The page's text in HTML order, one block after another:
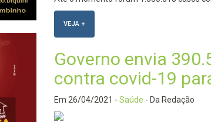
VEJA +
Governo envia
contra covid-19
Em 26/04/2021 - Saúde - Da Redação